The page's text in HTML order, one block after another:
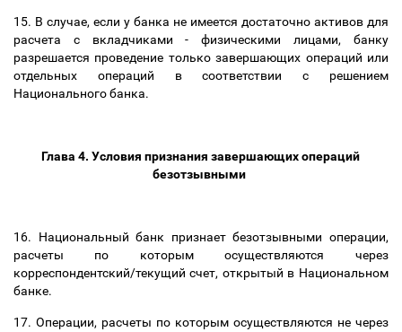
15. В случае, если у банка не имеется достаточно активов для
расчета с вкладчиками - физическими лицами, банку
разрешается проведение только завершающих операций или
отдельных операций в соответствии с решением
Национального банка.
Глава 4. Условия признания завершающих операций
безотзывными
16. Национальный банк признает безотзывными операции,
расчеты по которым осуществляются через
корреспондентский/текущий счет, открытый в Национальном
банке.
17. Операции, расчеты по которым осуществляются не через